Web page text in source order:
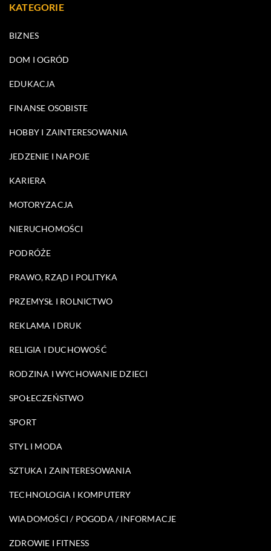
KATEGORIE
BIZNES
DOM I OGRÓD
EDUKACJA
FINANSE OSOBISTE
HOBBY I ZAINTERESOWANIA
JEDZENIE I NAPOJE
KARIERA
MOTORYZACJA
NIERUCHOMOŚCI
PODRÓŻE
PRAWO, RZĄD I POLITYKA
PRZEMYSŁ I ROLNICTWO
REKLAMA I DRUK
RELIGIA I DUCHOWOŚĆ
RODZINA I WYCHOWANIE DZIECI
SPOŁECZEŃSTWO
SPORT
STYL I MODA
SZTUKA I ZAINTERESOWANIA
TECHNOLOGIA I KOMPUTERY
WIADOMOŚCI / POGODA / INFORMACJE
ZDROWIE I FITNESS